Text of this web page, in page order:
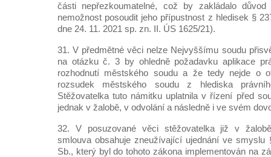
části nepřezkoumatelné, což by zakládalo
nemožnost posoudit jeho přípustnost z hledisek §
dne 24. 11. 2021 sp. zn. II. ÚS 1625/21).
31. V předmětné věci nelze Nejvyššímu soudu
na otázku č. 3 by ohledně požadavku aplikace
rozhodnutí městského soudu a že tedy nejde o
rozsudek městského soudu z hlediska
Stěžovatelka tuto námitku uplatnila v řízení před
jednak v žalobě, v odvolání a následně i ve svém
32. V posuzované věci stěžovatelka již v
smlouva obsahuje zneužívající ujednání ve smyslu
Sb., který byl do tohoto zákona implementován na